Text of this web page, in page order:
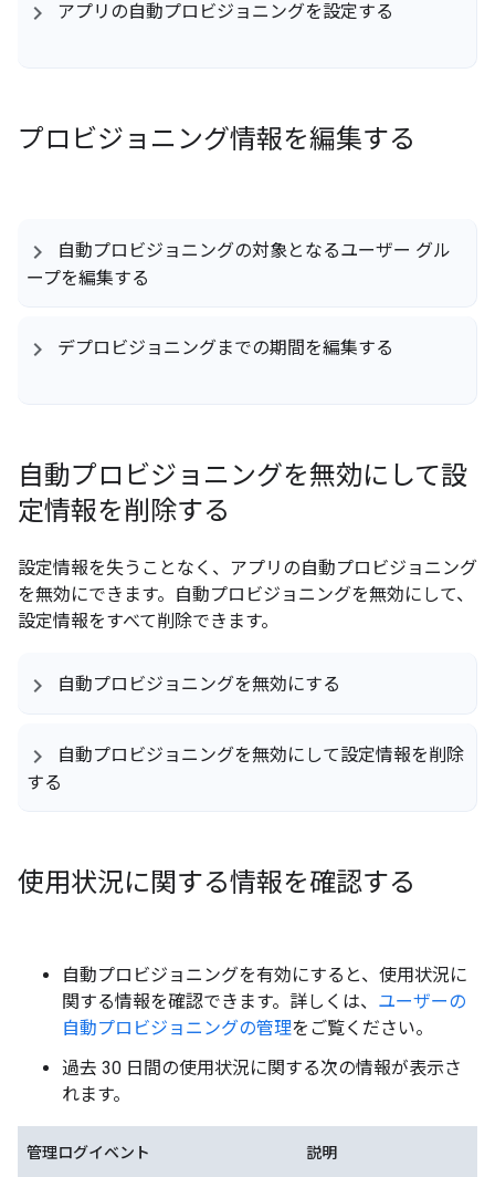
アプリの自動プロビジョニングを設定する
プロビジョニング情報を編集する
自動プロビジョニングの対象となるユーザー グル
ープを編集する
デプロビジョニングまでの期間を編集する
自動プロビジョニングを無効にして設
定情報を削除する
設定情報を失うことなく、アプリの自動プロビジョニング
を無効にできます。自動プロビジョニングを無効にして、
設定情報をすべて削除できます。
自動プロビジョニングを無効にする
自動プロビジョニングを無効にして設定情報を削除
する
使用状況に関する情報を確認する
自動プロビジョニングを有効にすると、使用状況に
関する情報を確認できます。詳しくは、 ユーザーの
自動プロビジョニングの管理をご覧ください。
過去 30 日間の使用状況に関する次の情報が表示さ
れます。
管理ログイベント 説明